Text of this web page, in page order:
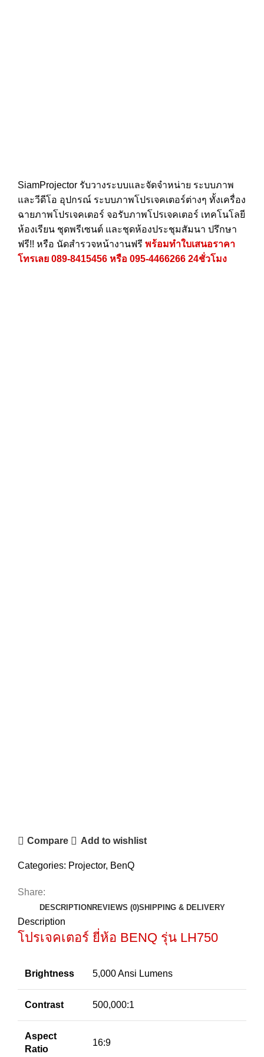
SiamProjector รับวางระบบและจัดจำหน่าย ระบบภาพ
และวีดีโอ อุปกรณ์ ระบบภาพโปรเจคเตอร์ต่างๆ ทั้งเครื่อง
ฉายภาพโปรเจคเตอร์ จอรับภาพโปรเจคเตอร์ เทคโนโลยี
ห้องเรียน ชุดพรีเซนต์ และชุดห้องประชุมสัมนา ปรึกษา
ฟรี!! หรือ นัดสำรวจหน้างานฟรี พร้อมทำใบเสนอราคา
โทรเลย 089-8415456 หรือ 095-4466266 24ชั่วโมง
Compare Add to wishlist
Categories: Projector, BenQ
Share:
DESCRIPTION REVIEWS (0)SHIPPING & DELIVERY
Description
โปรเจคเตอร์ ยี่ห้อ BENQ รุ่น LH750
Brightness 5,000 Ansi Lumens
Contrast 500,000:1
Aspect
Ratio
16:9